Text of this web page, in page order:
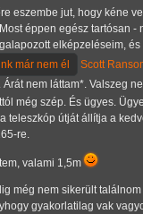
eszembe jut, hogy kéne
éppen egész tartósan -
elképzeléseim,
Scott
nem láttam*. Valszeg
még szép. És ügyes.
teleszkóp útját állítja a
re.
valami 1,5m
még nem sikerült
gyakorlatilag vak